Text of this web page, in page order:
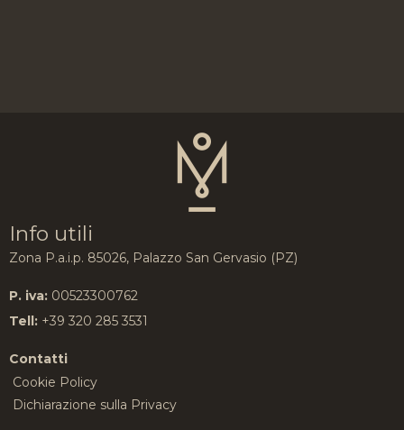
Info utili
Zona P.a.i.p. 85026, Palazzo San Gervasio (PZ)
P. iva: 00523300762
Tell: +39 320 285 3531
Contatti
Cookie Policy
Dichiarazione sulla Privacy